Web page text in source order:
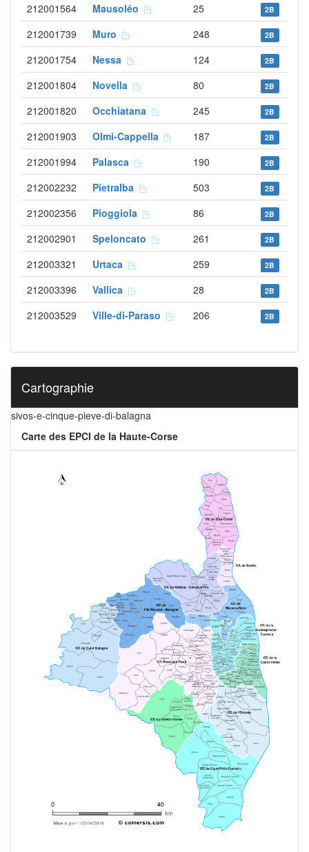
212001564 Mausoléo 25 2B
212001739 Muro 248 2B
212001754 Nessa 124 2B
212001804 Novella 80 2B
212001820 Occhiatana 245 2B
212001903 Olmi-Cappella 187 2B
212001994 Palasca 190 2B
212002232 Pietralba 503 2B
212002356 Pioggiola 86 2B
212002901 Speloncato 261 2B
212003321 Urtaca 259 2B
212003396 Vallica 28 2B
212003529 Ville-di-Paraso 206 2B
Cartographie
sivos-e-cinque-pieve-di-balagna
Carte des EPCI de la Haute-Corse